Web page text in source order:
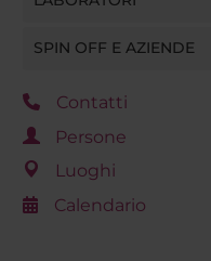
SPIN OFF E AZIENDE
Contatti
Persone
Luoghi
Calendario